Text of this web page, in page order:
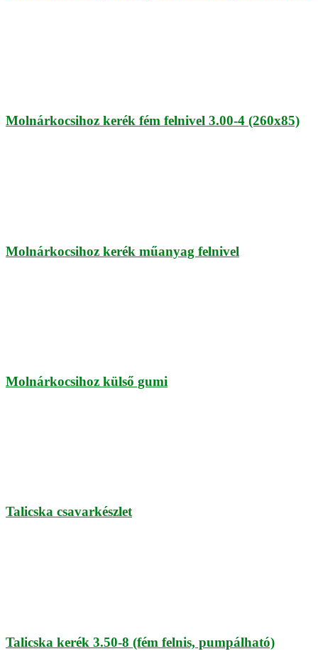
Molnárkocsihoz kerék fém felnivel 3.00-4 (260x85)
Molnárkocsihoz kerék műanyag felnivel
Molnárkocsihoz külső gumi
Talicska csavarkészlet
Talicska kerék 3.50-8 (fém felnis, pumpálható)